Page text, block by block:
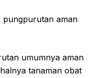
aman
umumnya aman
tanaman obat